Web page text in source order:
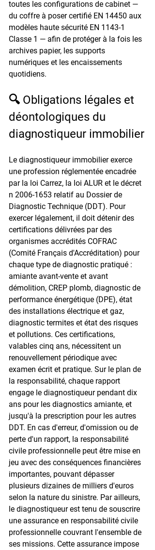
toutes les configurations de cabinet —
du coffre à poser certifié EN 14450 aux
modèles haute sécurité EN 1143-1
Classe 1 — afin de protéger à la fois les
archives papier, les supports
numériques et les encaissements
quotidiens.
🔍 Obligations légales et
déontologiques du
diagnostiqueur immobilier
Le diagnostiqueur immobilier exerce
une profession réglementée encadrée
par la loi Carrez, la loi ALUR et le décret
n 2006-1653 relatif au Dossier de
Diagnostic Technique (DDT). Pour
exercer légalement, il doit détenir des
certifications délivrées par des
organismes accrédités COFRAC
(Comité Français d'Accréditation) pour
chaque type de diagnostic pratiqué :
amiante avant-vente et avant
démolition, CREP plomb, diagnostic de
performance énergétique (DPE), état
des installations électrique et gaz,
diagnostic termites et état des risques
et pollutions. Ces certifications,
valables cinq ans, nécessitent un
renouvellement périodique avec
examen écrit et pratique. Sur le plan de
la responsabilité, chaque rapport
engage le diagnostiqueur pendant dix
ans pour les diagnostics amiante, et
jusqu'à la prescription pour les autres
DDT. En cas d'erreur, d'omission ou de
perte d'un rapport, la responsabilité
civile professionnelle peut être mise en
jeu avec des conséquences financières
importantes, pouvant dépasser
plusieurs dizaines de milliers d'euros
selon la nature du sinistre. Par ailleurs,
le diagnostiqueur est tenu de souscrire
une assurance en responsabilité civile
professionnelle couvrant l'ensemble de
ses missions. Cette assurance impose